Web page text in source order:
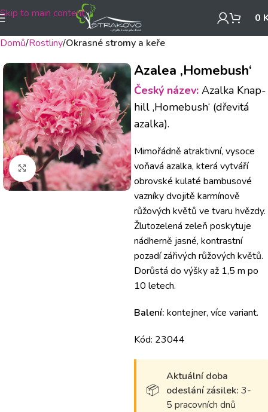
Skip to main content 0
Domů Rostliny Okrasné stromy a keře
Klikněte pro zvětšení
Azalea ‚Homebush‘
Český název: Azalka Knap-
hill ‚Homebush‘ (dřevitá
azalka).
Mimořádně atraktivní, vysoce
voňavá azalka, která vytváří
obrovské kulaté bambusové
vazníky dvojitě karmínově
růžových květů ve tvaru hvězdy.
Žlutozelená zeleň poskytuje
nádherně jasné, kontrastní
pozadí zářivých růžových květů.
Dorůstá do výšky až 1,5 m po
10 letech.
Balení: kontejner, více variant.
Kód: 23044
Aktuální doba
odeslání zásilek: 3-
5 pracovních dnů